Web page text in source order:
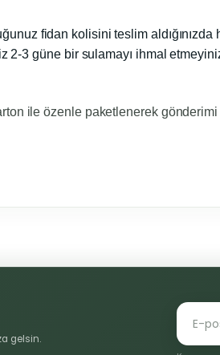
fidan kolisini teslim aldığınızda
2-3 güne bir sulamayı ihmal
ile özenle paketlenerek gönderimi
Bu ürüne ilk yorumu
Yorum Yaz
gelsin.